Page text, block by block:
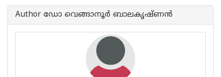
Book
Author ഡോ വെങ്ങാനൂര്‍ ബാലകൃഷ്ണന്‍